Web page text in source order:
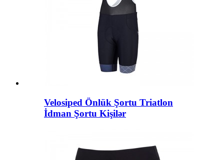
Velosiped Önlük Şortu Triatlon
İdman Şortu Kişilər